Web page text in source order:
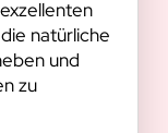
natürliche
und
zu